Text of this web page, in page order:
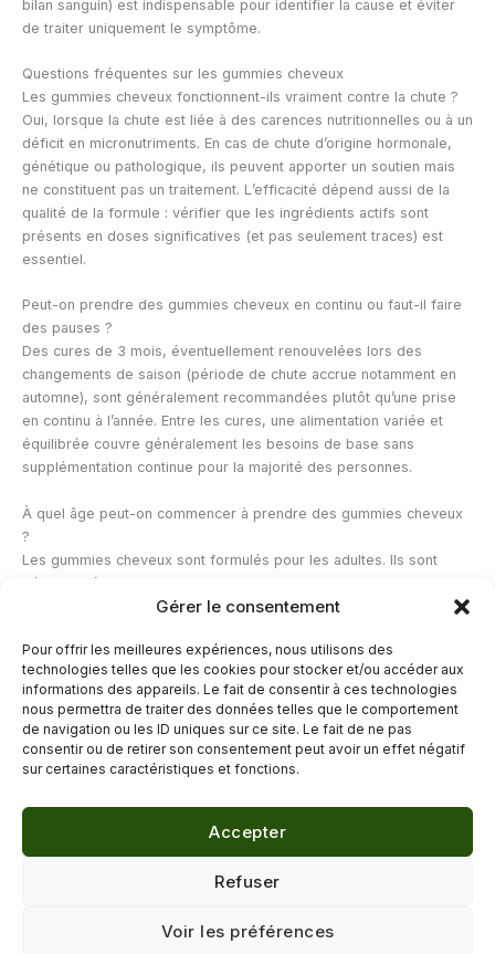
Gérer le consentement
Pour offrir les meilleures expériences, nous utilisons des
technologies telles que les cookies pour stocker et/ou accéder aux
informations des appareils. Le fait de consentir à ces technologies
nous permettra de traiter des données telles que le comportement
de navigation ou les ID uniques sur ce site. Le fait de ne pas
consentir ou de retirer son consentement peut avoir un effet négatif
sur certaines caractéristiques et fonctions.
Accepter
Refuser
Voir les préférences
bilan sanguin) est indispensable pour identifier la cause et éviter
de traiter uniquement le symptôme.
Questions fréquentes sur les gummies cheveux
Les gummies cheveux fonctionnent-ils vraiment contre la chute ?
Oui, lorsque la chute est liée à des carences nutritionnelles ou à un
déficit en micronutriments. En cas de chute d’origine hormonale,
génétique ou pathologique, ils peuvent apporter un soutien mais
ne constituent pas un traitement. L’efficacité dépend aussi de la
qualité de la formule : vérifier que les ingrédients actifs sont
présents en doses significatives (et pas seulement traces) est
essentiel.
Peut-on prendre des gummies cheveux en continu ou faut-il faire
des pauses ?
Des cures de 3 mois, éventuellement renouvelées lors des
changements de saison (période de chute accrue notamment en
automne), sont généralement recommandées plutôt qu’une prise
en continu à l’année. Entre les cures, une alimentation variée et
équilibrée couvre généralement les besoins de base sans
supplémentation continue pour la majorité des personnes.
À quel âge peut-on commencer à prendre des gummies cheveux
?
Les gummies cheveux sont formulés pour les adultes. Ils sont
déconseillés aux enfants et adolescents sauf prescription
médicale. Pour les jeunes adultes dont la chute de cheveux a une
être pertinents dès 18 ans dans le cadre d’une alimentation
équilibrée.
←Article précédent Article suivant→
Confidentialité·